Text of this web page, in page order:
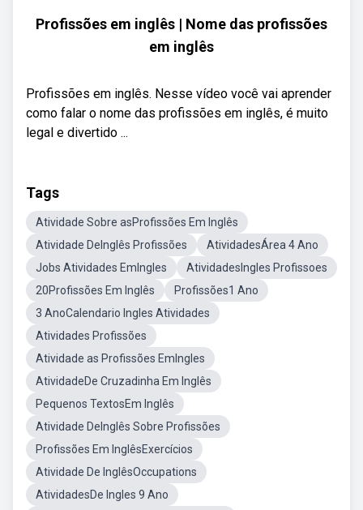
Profissões em inglês | Nome das profissões
em inglês
Profissões em inglês. Nesse vídeo você vai aprender
como falar o nome das profissões em inglês, é muito
legal e divertido ...
Tags
Atividade Sobre asProfissões Em Inglês
Atividade DeInglês Profissões
AtividadesÁrea 4 Ano
Jobs Atividades EmIngles
AtividadesIngles Profissoes
20Profissões Em Inglês
Profissões1 Ano
3 AnoCalendario Ingles Atividades
Atividades Profissões
Atividade as Profissões EmIngles
AtividadeDe Cruzadinha Em Inglês
Pequenos TextosEm Inglês
Atividade DeInglês Sobre Profissões
Profissões Em InglêsExercícios
Atividade De InglêsOccupations
AtividadesDe Ingles 9 Ano